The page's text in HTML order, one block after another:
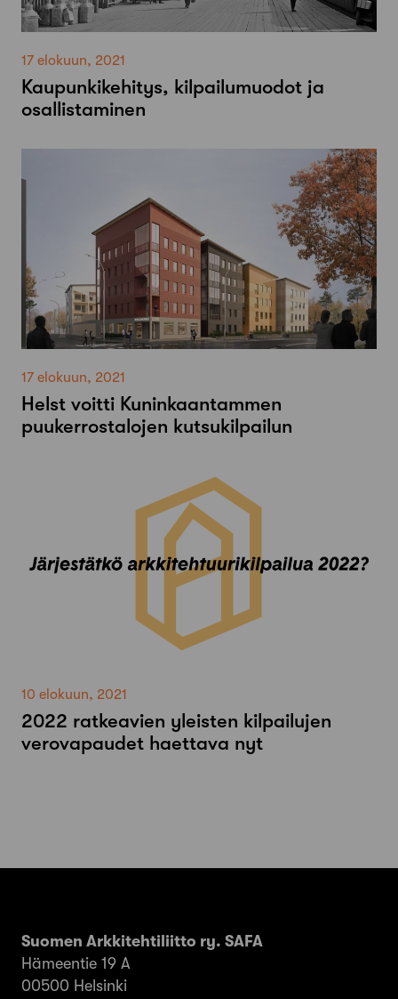
17 elokuun, 2021
Kaupunkikehitys, kilpailumuodot ja
osallistaminen
17 elokuun, 2021
Helst voitti Kuninkaantammen
puukerrostalojen kutsukilpailun
10 elokuun, 2021
2022 ratkeavien yleisten kilpailujen
verovapaudet haettava nyt
Suomen Arkkitehtiliitto ry. SAFA
Hämeentie 19 A
00500 Helsinki